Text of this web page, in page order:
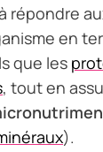
répondre
en
que les
, tout en
).